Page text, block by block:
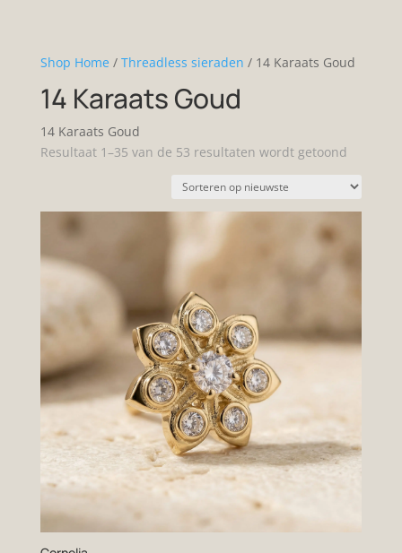
Shop Home / Threadless sieraden / 14 Karaats Goud
14 Karaats Goud
14 Karaats Goud
Resultaat 1–35 van de 53 resultaten wordt getoond
op
nieuwste